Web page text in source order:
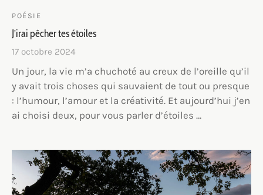
POÉSIE
J’irai pêcher tes étoiles
17 octobre 2024
Un jour, la vie m’a chuchoté au creux de l’oreille qu’il
y avait trois choses qui sauvaient de tout ou presque
: l’humour, l’amour et la créativité. Et aujourd’hui j’en
ai choisi deux, pour vous parler d’étoiles …